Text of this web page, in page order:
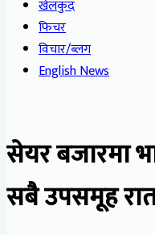
खेलकुद
फिचर
विचार/ब्लग
English News
सेयर बजारमा
सबै उपसमूह